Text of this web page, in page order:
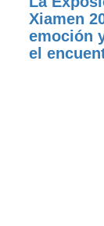
Xiamen
emoción
el